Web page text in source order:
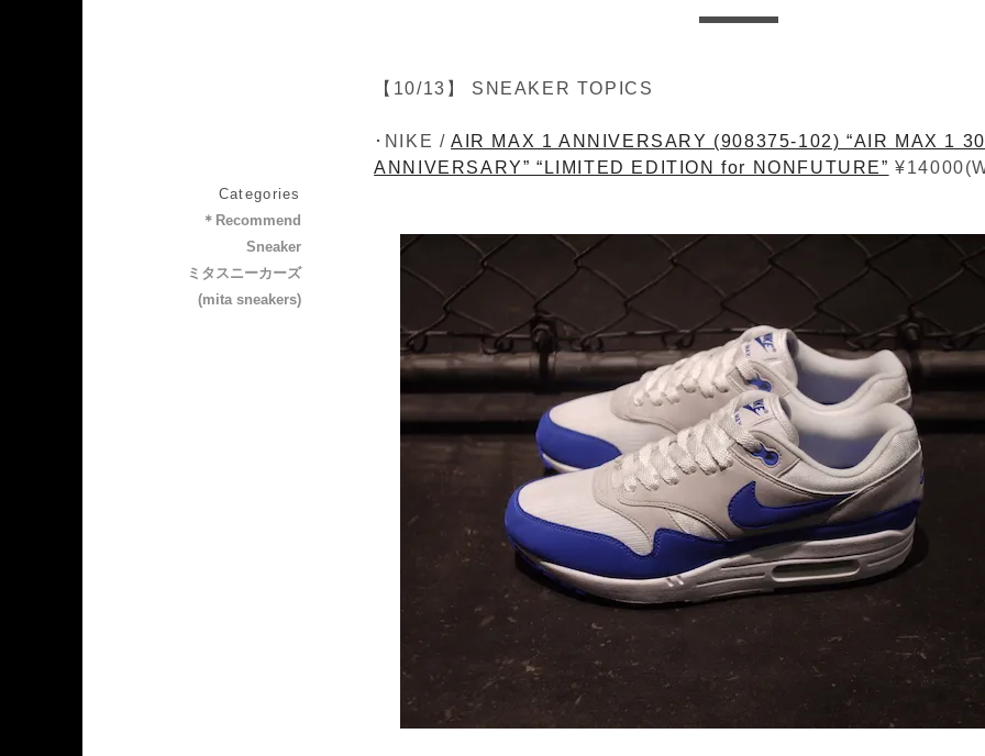
【10/13】 SNEAKER TOPICS
･NIKE / AIR MAX 1 ANNIVERSARY (908375-102) “AIR MAX 1
ANNIVERSARY” “LIMITED EDITION for NONFUTURE”
Categories
＊Recommend
Sneaker
ミタスニーカーズ
(mita sneakers)